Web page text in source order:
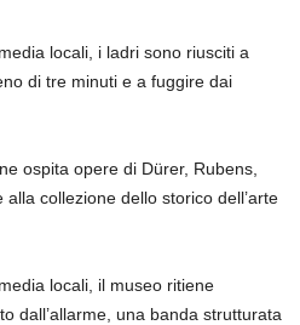
locali, i ladri sono riusciti a
di tre minuti e a fuggire dai
ospita opere di Dürer, Rubens,
collezione dello storico dell’arte
locali, il museo ritiene
dall’allarme, una banda strutturata